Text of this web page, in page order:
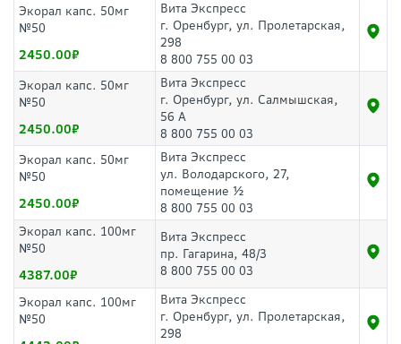
Экорал капс. 50мг
№50
2450.00
Вита Экспресс
г. Оренбург, ул. Пролетарская,
298
8 800 755 00 03
Экорал капс. 50мг
№50
2450.00
Вита Экспресс
г. Оренбург, ул. Салмышская,
56 А
8 800 755 00 03
Экорал капс. 50мг
№50
2450.00
Вита Экспресс
ул. Володарского, 27,
помещение ½
8 800 755 00 03
Экорал капс. 100мг
№50
4387.00
Вита Экспресс
пр. Гагарина, 48/3
8 800 755 00 03
Экорал капс. 100мг
№50
Вита Экспресс
г. Оренбург, ул. Пролетарская,
298